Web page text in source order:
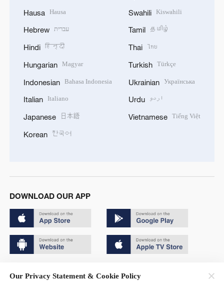
Hausa Hausa
Hebrew עברית
Hindi हिन्दी
Hungarian Magyar
Indonesian Bahasa Indonesia
Italian Italiano
Japanese 日本語
Korean 한국어
Swahili Kiswahili
Tamil தமிழ்
Thai ไทย
Turkish Türkçe
Ukrainian Українська
Urdu اردو
Vietnamese Tiếng Việt
DOWNLOAD OUR APP
Our Privacy Statement & Cookie Policy